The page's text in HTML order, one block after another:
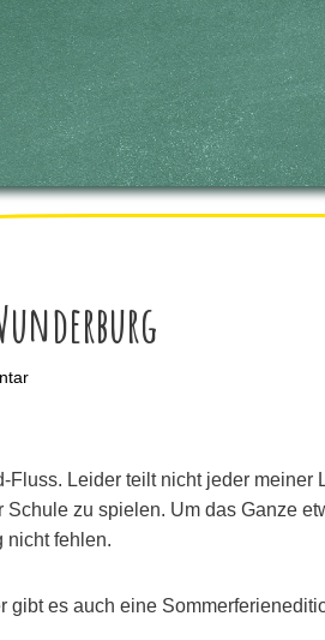
Fluss. Leider teilt nicht jeder
Schule zu spielen. Um das Ganze
nicht fehlen.
gibt es auch eine